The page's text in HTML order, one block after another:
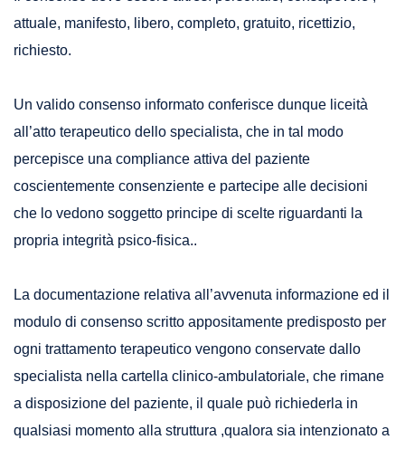
attuale, manifesto, libero, completo, gratuito, ricettizio,
richiesto.
Un valido consenso informato conferisce dunque liceità
all’atto terapeutico dello specialista, che in tal modo
percepisce una compliance attiva del paziente
coscientemente consenziente e partecipe alle decisioni
che lo vedono soggetto principe di scelte riguardanti la
propria integrità psico-fisica..
La documentazione relativa all’avvenuta informazione ed il
modulo di consenso scritto appositamente predisposto per
ogni trattamento terapeutico vengono conservate dallo
specialista nella cartella clinico-ambulatoriale, che rimane
a disposizione del paziente, il quale può richiederla in
qualsiasi momento alla struttura ,qualora sia intenzionato a